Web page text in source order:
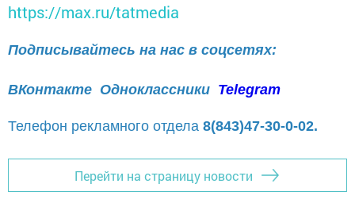
https://max.ru/tatmedia
Подписывайтесь на нас в соцсетях:
ВКонтакте Одноклассники Telegram
Телефон рекламного отдела 8(843)47-30-0-02.
Перейти на страницу новости